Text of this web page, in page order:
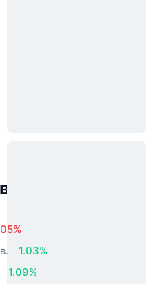
от реалния
1.03%
1.09%